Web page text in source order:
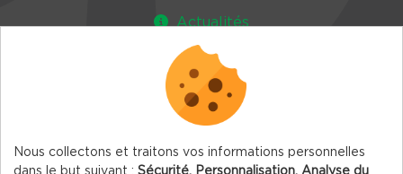
Actualités
Agenda
Newsletter
Nous collectons et traitons vos informations personnelles
dans le but suivant : Sécurité, Personnalisation, Analyse du